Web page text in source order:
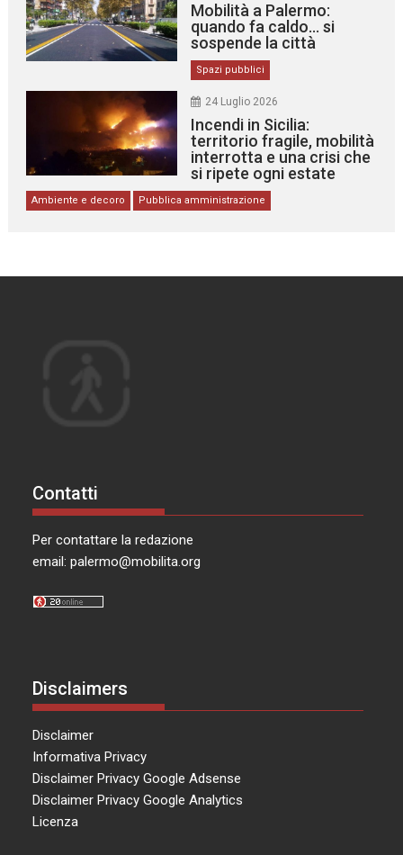
Mobilità a Palermo:
quando fa caldo… si
sospende la città
Spazi pubblici
24 Luglio 2026
Incendi in Sicilia:
territorio fragile, mobilità
interrotta e una crisi che
si ripete ogni estate
Ambiente e decoro Pubblica amministrazione
Contatti
Per contattare la redazione
email:palermo@mobilita.org
Disclaimers
Disclaimer
Informativa Privacy
Disclaimer Privacy Google Adsense
Disclaimer Privacy Google Analytics
Licenza